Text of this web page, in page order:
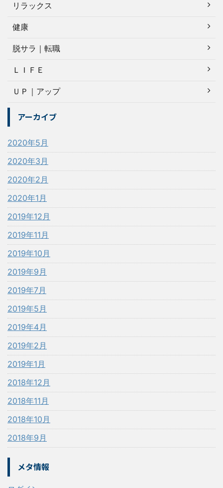
リラックス
健康
脱サラ｜転職
ＬＩＦＥ
ＵＰ｜アップ
アーカイブ
2020年5月
2020年3月
2020年2月
2020年1月
2019年12月
2019年11月
2019年10月
2019年9月
2019年7月
2019年5月
2019年4月
2019年2月
2019年1月
2018年12月
2018年11月
2018年10月
2018年9月
メタ情報